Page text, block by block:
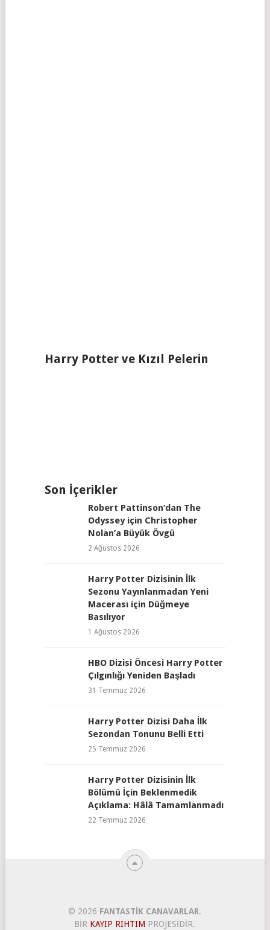
Harry Potter ve Kızıl Pelerin
Son İçerikler
Robert Pattinson’dan The
Odyssey için Christopher
Nolan’a Büyük Övgü
2 Ağustos 2026
Harry Potter Dizisinin İlk
Sezonu Yayınlanmadan Yeni
Macerası için Düğmeye
Basılıyor
1 Ağustos 2026
HBO Dizisi Öncesi Harry Potter
Çılgınlığı Yeniden Başladı
31 Temmuz 2026
Harry Potter Dizisi Daha İlk
Sezondan Tonunu Belli Etti
25 Temmuz 2026
Harry Potter Dizisinin İlk
Bölümü İçin Beklenmedik
Açıklama: Hâlâ Tamamlanmadı
22 Temmuz 2026
© 2026 FANTASTIK CANAVARLAR.
BIR KAYIP RIHTIM PROJESIDIR.